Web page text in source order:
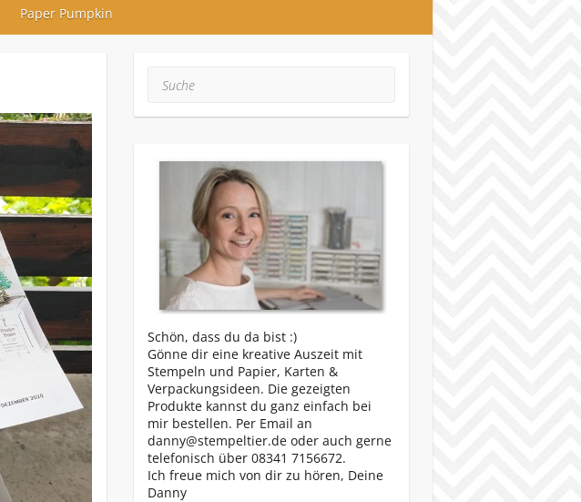
Paper Pumpkin
Schön, dass du da bist :)
Gönne dir eine kreative Auszeit mit
Stempeln und Papier, Karten &
Verpackungsideen. Die gezeigten
Produkte kannst du ganz einfach bei
mir bestellen. Per Email an
danny@stempeltier.de oder auch gerne
telefonisch über 08341 7156672.
Ich freue mich von dir zu hören, Deine
Danny